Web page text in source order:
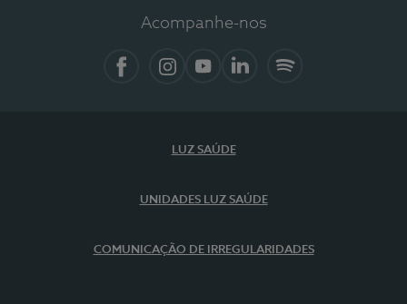
Acompanhe-nos
LUZ SAÚDE
UNIDADES LUZ SAÚDE
COMUNICAÇÃO DE IRREGULARIDADES